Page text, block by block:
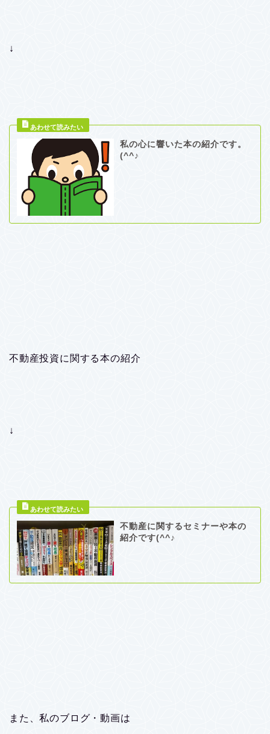
↓
私の心に響いた本の紹介です。
(^^♪
不動産投資に関する本の紹介
↓
不動産に関するセミナーや本の
紹介です(^^♪
また、私のブログ・動画は